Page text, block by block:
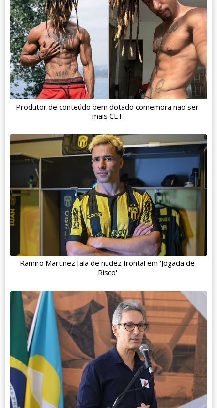
Produtor de conteúdo bem dotado comemora não ser
mais CLT
Ramiro Martinez fala de nudez frontal em 'Jogada de
Risco'